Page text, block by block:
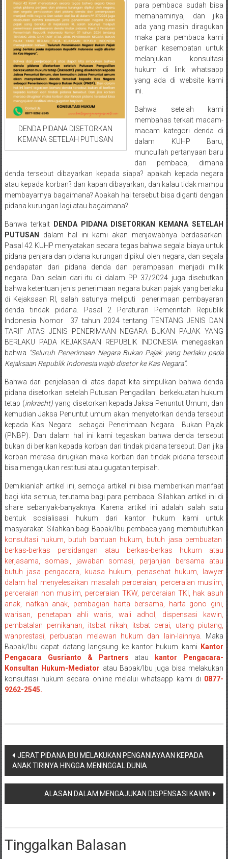
Blitar/Surabaya/Palembang/
Bekasi/Jakarta
selatan/
Jakarta
Utara/
Jakarta
Pusat/
Karawang/
Lampung
Barat/
Lampung
Timur/Lampung/
Jambi/
Medan/
Aceh/
Damasyaraya/
Padang
Selatan/Padang
barat/
Padang
Utara/
Kota
Padang/
Sumatera
Barat/
Pariaman/
Bukittinggi/
Padang
Kayutanam/
Baso/
Payakumbung/
Tanjung
pati/
Sarilamak/
Hulu
air/
Pasaman/
Kapur
IX/
Pangkalan/
Riau/
Pekanbaru/
Bangkinang/
Duri/
Dumai
Pangkal
Pinang/
Sulawesi,
NTT/
Balik
papan/
Kalimantan
Barat/
Kalimantan
Barat/
jawa
Timur/
DENDA PIDANA DISETORKAN
KEMANA SETELAH PUTUSAN
para pembaca sudah bisa
memahaminya, dan jika
ada yang masih diragukan
maka para pembaca kami
berikan kesempatan untuk
melanjukan konsultasi
hukum di link whatsapp
yang ada di website kami
ini.
Bahwa setelah kami
membahas terkait macam-
macam kategori denda di
dalam KUHP Baru,
muncullah pertanyaan baru
dari pembaca, dimana
denda tersebut dibayarkan kepada siapa? apakah kepada negara
atau kepada korban? dan kapan dibayarkan, dan kalau tidak mampu
membayarnya bagaimana? Apakah hal tersebut bisa diganti dengan
pidana kurungan lagi atau bagaimana?
Bahwa terkait
DENDA PIDANA DISETORKAN KEMANA SETELAH
PUTUSAN
dalam hal ini kami akan menjawabnya berdasarkan
Pasal 42 KUHP menyatakan secara tegas bahwa segala biaya untuk
pidana penjara dan pidana kurungan dipikul oleh negara, dan segala
pendapatan dari pidana denda dan perampasan menjadi milik
negara. Dan selain dari itu di dalam PP 37/2024 juga disebutkan
bahwa ketentuan jenis penerimaan negara bukan pajak yang berlaku
di Kejaksaan RI, salah satunya meliputi penerimaan pembayaran
denda tindak pidana. Pasal 2 Peraturan Pemerintah Republik
Indonesia Nomor 37 tahun 2024 tentangTENTANGJENIS DAN
TARIF ATAS JENIS PENERIMAAN NEGARA BUKAN PAJAK YANG
BERLAKU PADA KEJAKSAAN REPUBLIK INDONESIA menegaskan
bahwa “Seluruh Penerimaan Negara Bukan Pajak yang berlaku pada
Kejaksaan Republik Indonesia wajib disetor ke KasNegara”.
Bahwa dari penjelasan di atas dapat kita simpulkan bahwa denda
pidana disetorkan setelah Putusan Pengadilan berkekuatan hukum
tetap (inkracht)yang disetorkan kepada Jaksa Penuntut Umum, dan
kemudian Jaksa Penuntut umum akan menyetorkan denda tersebut
kepada Kas Negara sebagai Penerimaan Negara Bukan Pajak
(PNBP). Dan dalam hal ini kami tegaskan bahwa denda tersebut
bukan di berikan kepada korban dari tindak pidana tersebut. Dan jika
korban merasa dirugikan maka korban dari tindak pidana tersebut
bisa mengajukan restitusi atau gugatan terpisah.
Demikianlah artikel ini, semoga artikel ini bisa memberikan manfaat
bagi kita semua, terutama bagi para pembaca. Silahkan artikel ini di
share sebanyak-banyaknya. Karena artikel ini adalah salah satu
bentuk sosialisasi hukum dari kantor hukum kami untuk
masyarakat. Silahkan bagi Bapak/Ibu pembaca yang membutuhkan
konsultasi hukum, butuh bantuan hukum, butuh jasa pembuatan
berkas-berkas persidangan atau berkas-berkas hukum atau
kerjasama, somasi, jawaban somasi, perjanjian bersama atau
butuh jasa pengacara, kuasa hukum, penasehat hukum, lawyer
dalam hal menyelesaikan masalah perceraian, perceraian muslim,
perceraian non muslim, perceraian TKW, perceraian TKI, hak asuh
anak, nafkah anak, pembagian harta bersama, harta gono gini,
warisan, penetapan ahli waris, wali adhol, dispensasi kawin,
pembatalan pernikahan, itsbat nikah, itsbat cerai, utang piutang,
wanprestasi, perbuatan melawan hukum dan lain-lainnya.
Maka
Bapak/Ibu dapat datang langsung ke kantor hukum kami
Kantor
Pengacara Gusrianto & Partners
atau
kantor Pengacara-
Konsultan Hukum-Mediator atau Bapak/Ibu juga bisa melakukan
konsultasi hukum secara online melalui whatsapp kami di 0877-
9262-2545.
Navigasi
pos
JERAT PIDANA IBU MELAKUKAN PENGANIAYAAN KEPADA
ANAK TIRINYA HINGGA MENINGGAL DUNIA
ALASAN DALAM MENGAJUKAN DISPENSASI KAWIN
Tinggalkan Balasan